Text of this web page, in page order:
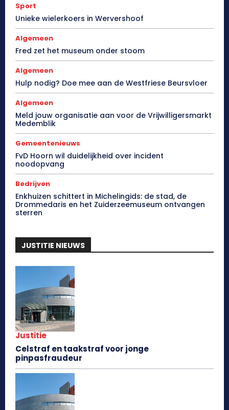
Sport
Unieke wielerkoers in Wervershoof
Algemeen
Fred zet het museum onder stoom
Algemeen
Hulp nodig? Doe mee aan de Westfriese Beursvloer
Algemeen
Meld jouw organisatie aan voor de Vrijwilligersmarkt
Medemblik
Gemeentenieuws
FvD Hoorn wil duidelijkheid over incident
noodopvang
Bedrijven
Enkhuizen schittert in Michelingids: de stad, de
Drommedaris en het Zuiderzeemuseum ontvangen
sterren
JUSTITIE NIEUWS
Justitie
Celstraf en taakstraf voor jonge
pinpasfraudeur